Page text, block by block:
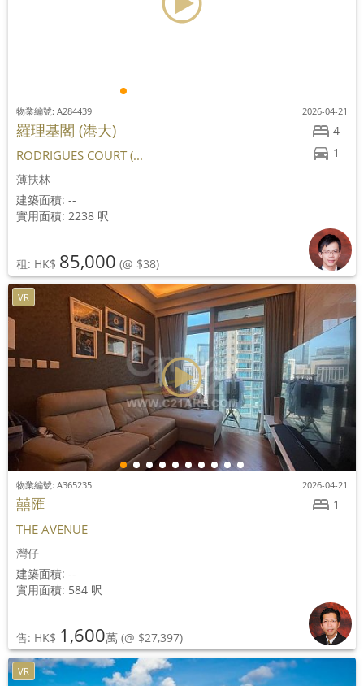
4
1
物業編號: A284439 2026-04-21
羅理基閣 (港大)
RODRIGUES COURT (...
薄扶林
建築面積: --
實用面積: 2238 呎
租: HK$ 85,000 (@ $38)
VR
1
物業編號: A365235 2026-04-21
囍匯
THE AVENUE
灣仔
建築面積: --
實用面積: 584 呎
售: HK$ 1,600萬 (@ $27,397)
VR